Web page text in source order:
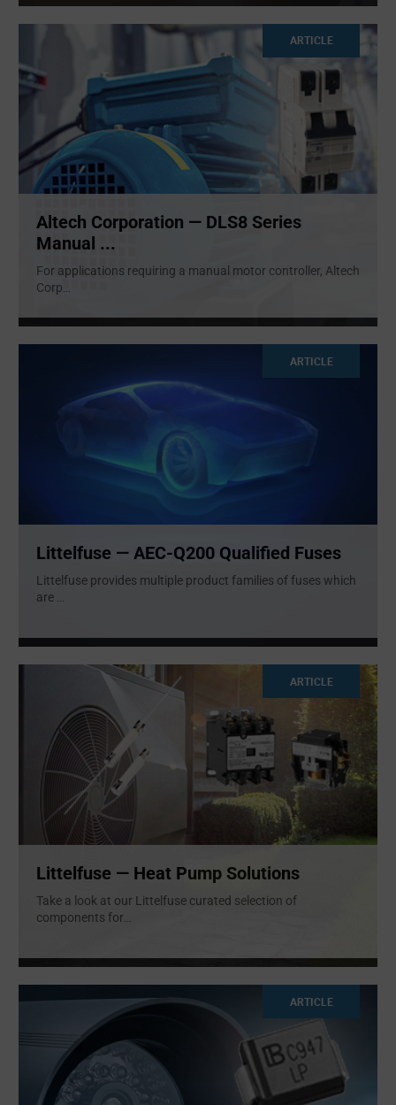
ARTICLE
Altech Corporation — DLS8 Series
Manual ...
For applications requiring a manual motor controller, Altech
Corp...
ARTICLE
Littelfuse — AEC-Q200 Qualified Fuses
Littelfuse provides multiple product families of fuses which
are ...
ARTICLE
Littelfuse — Heat Pump Solutions
Take a look at our Littelfuse curated selection of
components for...
ARTICLE